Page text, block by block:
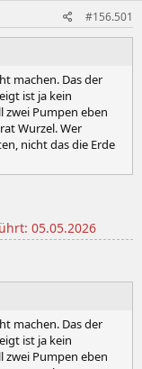
#156.501
machen. Das der
ist ja kein
zwei Pumpen eben
Wurzel. Wer
nicht das die Erde
05.05.2026
machen. Das der
ist ja kein
zwei Pumpen eben